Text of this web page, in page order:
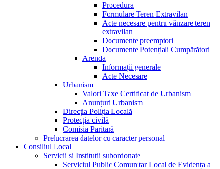
Procedura
Formulare Teren Extravilan
Acte necesare pentru vânzare teren
extravilan
Documente preemptori
Documente Potențiali Cumpărători
Arendă
Informații generale
Acte Necesare
Urbanism
Valori Taxe Certificat de Urbanism
Anunțuri Urbanism
Direcția Poliția Locală
Protecția civilă
Comisia Paritară
Prelucrarea datelor cu caracter personal
Consiliul Local
Servicii si Institutii subordonate
Serviciul Public Comunitar Local de Evidența a